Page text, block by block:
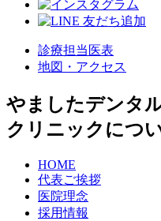
診療担当医表
地図・アクセス
やましたデンタ
クリニックにつ
HOME
代表ご挨拶
医院理念
採用情報